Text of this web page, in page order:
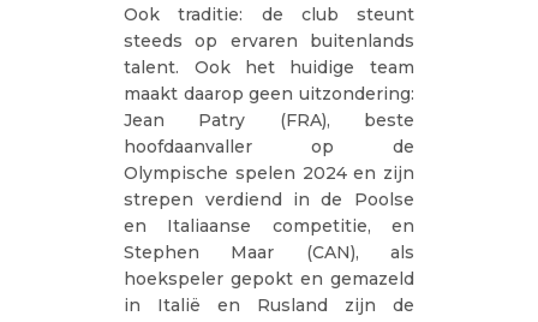
Ook traditie: de club steunt
steeds op ervaren buitenlands
talent. Ook het huidige team
maakt daarop geen uitzondering:
Jean Patry (FRA), beste
hoofdaanvaller op de
Olympische spelen 2024 en zijn
strepen verdiend in de Poolse
en Italiaanse competitie, en
Stephen Maar (CAN), als
hoekspeler gepokt en gemazeld
in Italië en Rusland zijn de